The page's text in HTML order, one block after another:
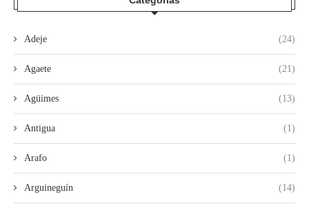
Adeje (24)
Agaete (21)
Agüimes (13)
Antigua (1)
Arafo (1)
Arguineguín (14)